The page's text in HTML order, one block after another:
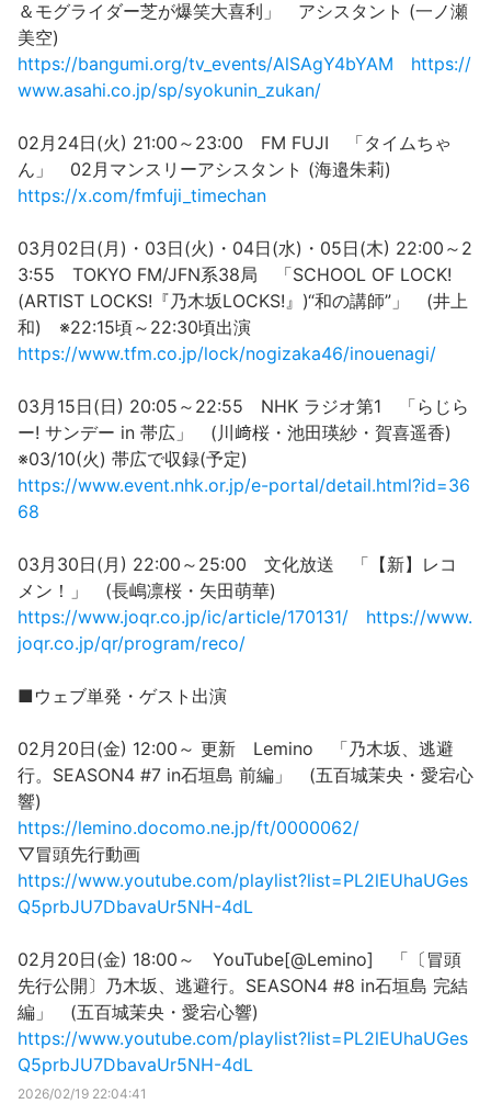
＆モグライダー芝が爆笑大喜利」 アシスタント (一ノ瀬
美空)
https://bangumi.org/tv_events/AlSAgY4bYAM
https://
www.asahi.co.jp/sp/syokunin_zukan/
02月24日(火) 21:00～23:00 FM FUJI 「タイムちゃ
ん」 02月マンスリーアシスタント (海邉朱莉)
https://x.com/fmfuji_timechan
03月02日(月)・03日(火)・04日(水)・05日(木) 22:00～2
3:55 TOKYO FM/JFN系38局 「SCHOOL OF LOCK!
(ARTIST LOCKS!『乃木坂LOCKS!』)“和の講師”」 (井上
和) ※22:15頃～22:30頃出演
https://www.tfm.co.jp/lock/nogizaka46/inouenagi/
03月15日(日) 20:05～22:55 NHK ラジオ第1 「らじら
ー! サンデー in 帯広」 (川﨑桜・池田瑛紗・賀喜遥香)
※03/10(火) 帯広で収録(予定)
https://www.event.nhk.or.jp/e-portal/detail.html?id=36
68
03月30日(月) 22:00～25:00 文化放送 「【新】レコ
メン！」 (長嶋凛桜・矢田萌華)
https://www.joqr.co.jp/ic/article/170131/
https://www.
joqr.co.jp/qr/program/reco/
■ウェブ単発・ゲスト出演
02月20日(金) 12:00～ 更新 Lemino 「乃木坂、逃避
行。SEASON4 #7 in石垣島 前編」 (五百城茉央・愛宕心
響)
https://lemino.docomo.ne.jp/ft/0000062/
▽冒頭先行動画
https://www.youtube.com/playlist?list=PL2lEUhaUGes
Q5prbJU7DbavaUr5NH-4dL
02月20日(金) 18:00～ YouTube[@Lemino] 「〔冒頭
先行公開〕乃木坂、逃避行。SEASON4 #8 in石垣島 完結
編」 (五百城茉央・愛宕心響)
https://www.youtube.com/playlist?list=PL2lEUhaUGes
Q5prbJU7DbavaUr5NH-4dL
2026/02/19 22:04:41